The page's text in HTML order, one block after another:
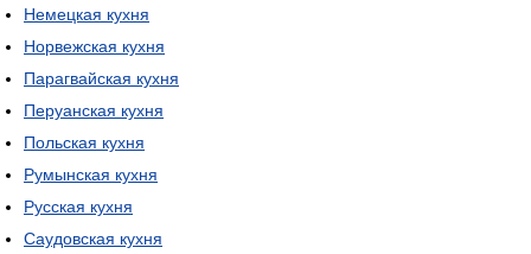
Немецкая кухня
Норвежская кухня
Парагвайская кухня
Перуанская кухня
Польская кухня
Румынская кухня
Русская кухня
Саудовская кухня